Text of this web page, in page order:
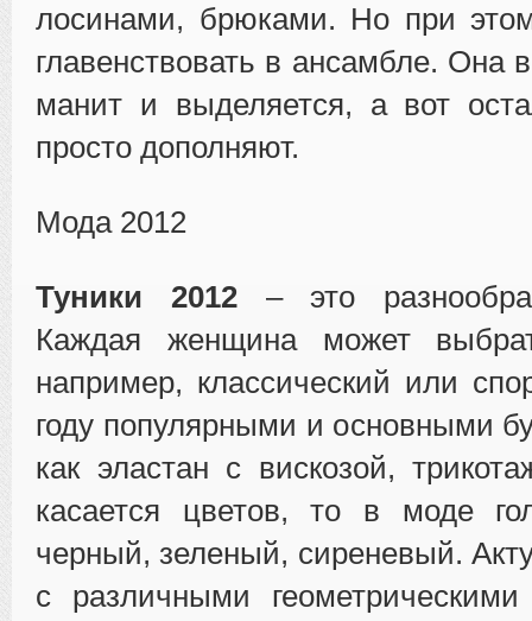
лосинами, брюками. Но при
главенствовать в ансамбле. Она
манит и выделяется, а вот
просто дополняют.
Мода 2012
Туники 2012– это
Каждая женщина может
например, классический или
году популярными и основными
как эластан с вискозой,
касается цветов, то в моде
черный, зеленый, сиреневый.
с различными